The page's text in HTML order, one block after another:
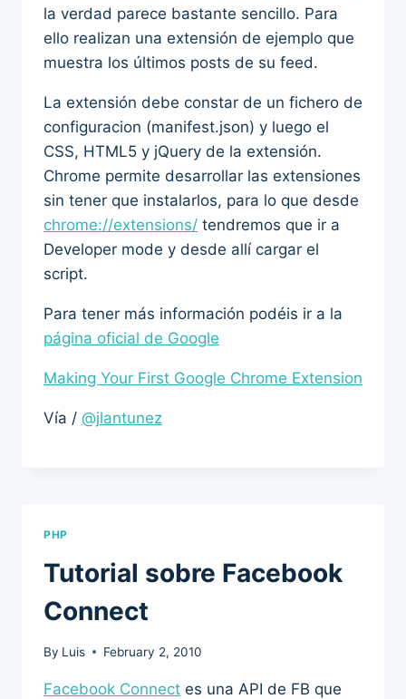
la verdad parece bastante sencillo. Para
ello realizan una extensión de ejemplo que
muestra los últimos posts de su feed.
La extensión debe constar de un fichero de
configuracion (manifest.json) y luego el
CSS, HTML5 y jQuery de la extensión.
Chrome permite desarrollar las extensiones
sin tener que instalarlos, para lo que desde
chrome://extensions/ tendremos que ir a
Developer mode y desde allí cargar el
script.
Para tener más información podéis ir a la
página oficial de Google
Making Your First Google Chrome Extension
Vía / @jlantunez
PHP
Tutorial sobre Facebook
Connect
By Luis February 2, 2010
Facebook Connect es una API de FB que